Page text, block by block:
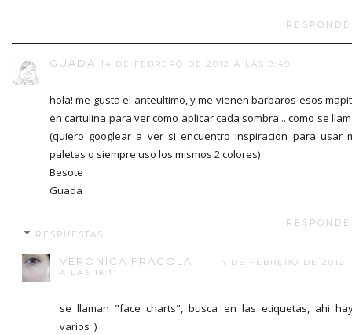
GUADA 14 DE FEBRERO DE 2012 A LAS 8:49
hola! me gusta el anteultimo, y me vienen barbaros esos
en cartulina para ver como aplicar cada sombra... como se
(quiero googlear a ver si encuentro inspiracion para usar
paletas q siempre uso los mismos 2 colores)
Besote
Guada
RESPUESTAS
VERÓNICA FRÁGOLA
14 DE FEBRERO DE 2012
A LAS 18:11
se llaman "face charts", busca en las etiquetas, ahi
varios :)